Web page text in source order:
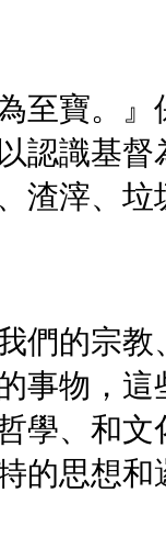
至寶。』
認識基督
渣滓、垃
們的宗教
事物，這
、和文
的思想和